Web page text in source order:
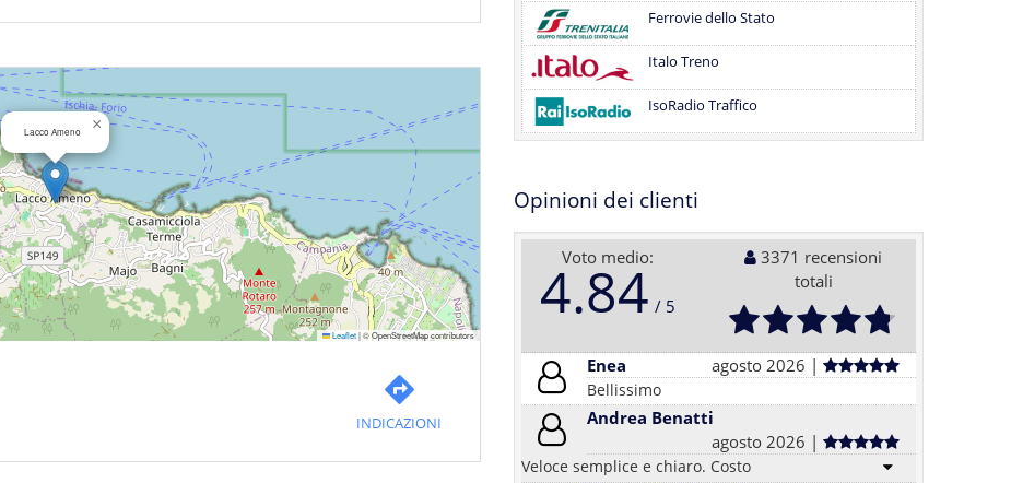
Lacco Ameno ×
Leaflet |© OpenStreetMap contributors
INDICAZIONI
Ferrovie dello Stato
Italo Treno
IsoRadio Traffico
Opinioni dei clienti
Voto medio:
4.84
3371 recensioni
totali
Enea agosto 2026 |
Bellissimo
Andrea Benatti
agosto 2026 |
Veloce semplice e chiaro. Costo